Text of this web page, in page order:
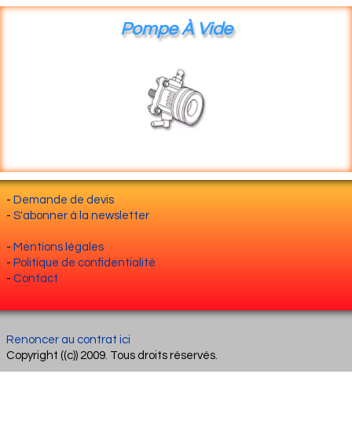
Pompe À Vide
- Demande de devis
- S'abonner à la newsletter
- Mentions légales
- Politique de confidentialité
- Contact
Renoncer au contrat ici
Copyright ((c)) 2009. Tous droits réservés.